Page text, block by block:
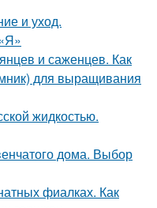
и уход.
и саженцев. Как
для выращивания
жидкостью.
дома. Выбор
фиалках. Как